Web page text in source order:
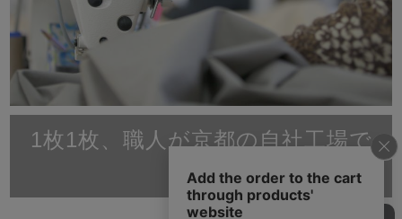
1枚1枚、職人が京都の自社工場で
縫製